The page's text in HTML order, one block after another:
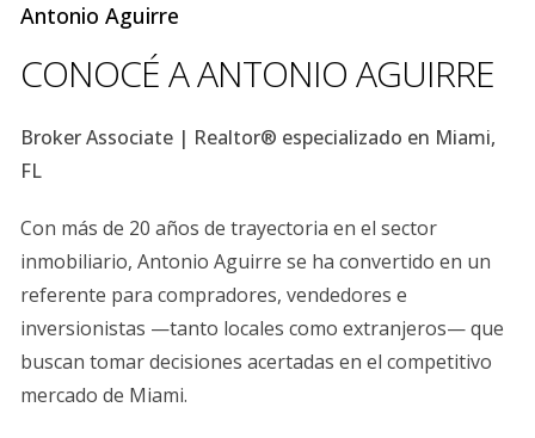
EL MERCADO INMOBILIARIO EN
MIAMI
El mercado inmobiliario de Miami ha mostrado un
por la demanda tanto nacional como internacional.
Según datos de la Asociación Nacional de Agentes
Inmobiliarios (NAR), más del 30% de las transacciones
inmobiliarias en Florida son realizadas por
compradores extranjeros. Esto representa una
oportunidad significativa para aquellos que buscan
Antonio Aguirre
CONOCÉ A ANTONIO AGUIRRE
Broker Associate | Realtor® especializado en Miami,
FL
Con más de 20 años de trayectoria en el sector
inmobiliario, Antonio Aguirre se ha convertido en un
referente para compradores, vendedores e
inversionistas —tanto locales como extranjeros— que
buscan tomar decisiones acertadas en el competitivo
mercado de Miami.